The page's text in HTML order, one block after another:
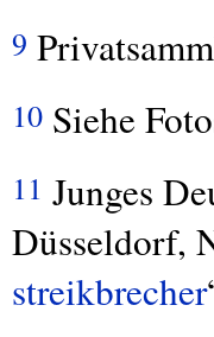
9
10 Siehe
11 Junges
Düsseldorf,
streikbrecher